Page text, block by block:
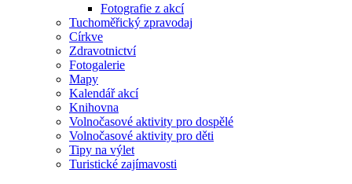
Fotografie z akcí
Tuchoměřický zpravodaj
Církve
Zdravotnictví
Fotogalerie
Mapy
Kalendář akcí
Knihovna
Volnočasové aktivity pro dospělé
Volnočasové aktivity pro děti
Tipy na výlet
Turistické zajímavosti